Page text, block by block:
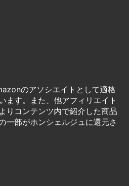
のアソシエイトとして適格
ます。また、他アフィリエイト
りコンテンツ内で紹介した商品
一部がホンシェルジュに還元さ